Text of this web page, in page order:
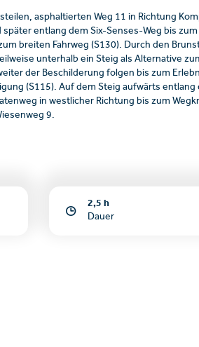
asphaltierten Weg 11 in Richtung
später entlang dem Six-Senses-Weg bis
breiten Fahrweg (S130). Durch den
unterhalb ein Steig als Alternative
der Beschilderung folgen bis zum
(S115). Auf dem Steig aufwärts
in westlicher Richtung bis zum
9.
2,5 h
Dauer